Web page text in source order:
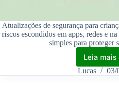
Atualizações de segurança para
riscos escondidos em apps, redes e
simples para proteger
Leia mais
Lucas 03/